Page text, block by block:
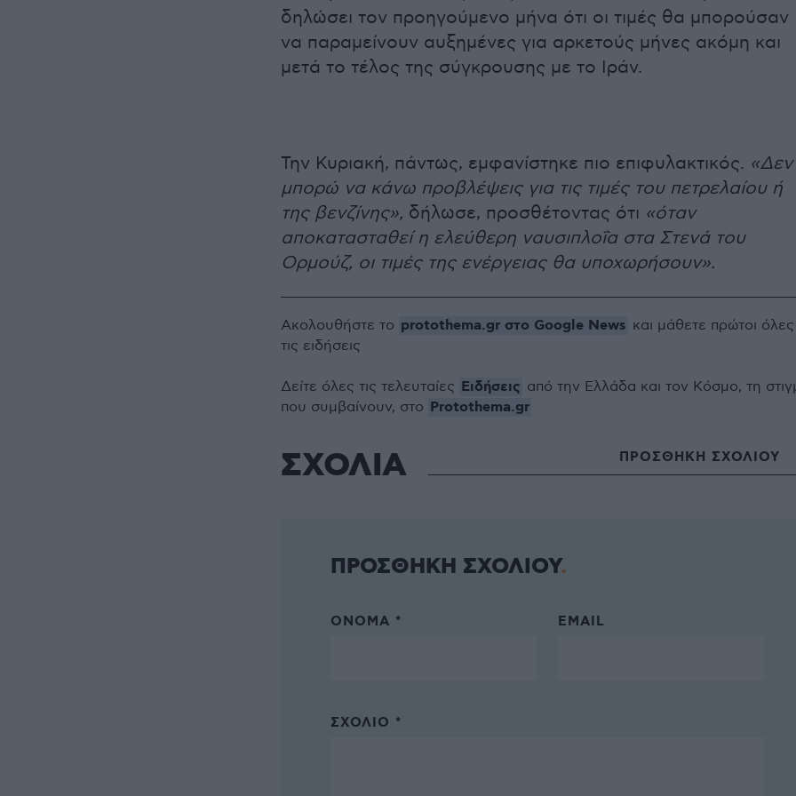
δηλώσει τον προηγούμενο μήνα ότι οι τιμές θα μπορούσαν
να παραμείνουν αυξημένες για αρκετούς μήνες ακόμη και
μετά το τέλος της σύγκρουσης με το Ιράν.
Την Κυριακή, πάντως, εμφανίστηκε πιο επιφυλακτικός. «Δεν
μπορώ να κάνω προβλέψεις για τις τιμές του πετρελαίου ή
της βενζίνης», δήλωσε, προσθέτοντας ότι «όταν
αποκατασταθεί η ελεύθερη ναυσιπλοΐα στα Στενά του
Ορμούζ, οι τιμές της ενέργειας θα υποχωρήσουν».
Ακολουθήστε το protothema.gr στο Google News και μάθετε πρώτοι όλες
τις ειδήσεις
Δείτε όλες τις τελευταίες Ειδήσεις από την Ελλάδα και τον Κόσμο, τη
που συμβαίνουν, στο Protothema.gr
ΣΧΟΛΙΑ ΠΡΟΣΘΗΚΗ ΣΧΟΛΙΟΥ
ΠΡΟΣΘΗΚΗ ΣΧΟΛΙΟΥ
ΌΝΟΜΑ * EMAIL
ΣΧΌΛΙΟ *